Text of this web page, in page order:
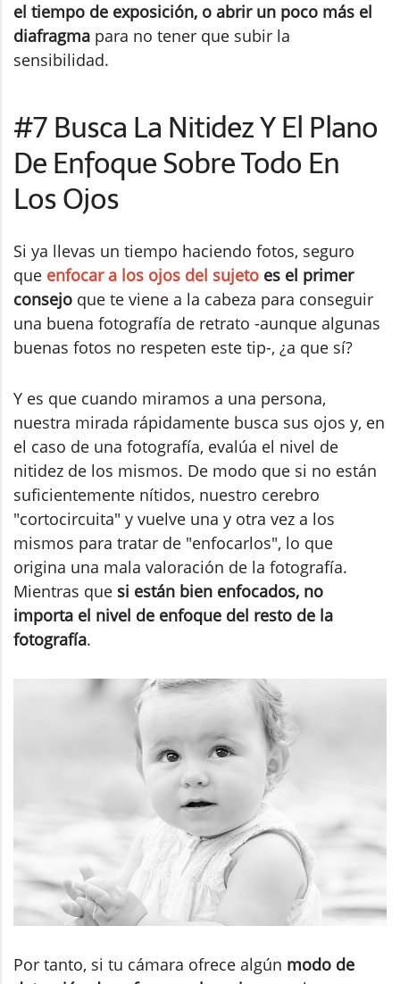
el tiempo de exposición, o abrir un poco más el
diafragma para no tener que subir la
sensibilidad.
#7 Busca La Nitidez Y El Plano
De Enfoque Sobre Todo En
Los Ojos
Si ya llevas un tiempo haciendo fotos, seguro
que enfocar a los ojos del sujeto es el primer
consejo que te viene a la cabeza para conseguir
una buena fotografía de retrato -aunque algunas
buenas fotos no respeten este tip-, ¿a que sí?
Y es que cuando miramos a una persona,
nuestra mirada rápidamente busca sus ojos y, en
el caso de una fotografía, evalúa el nivel de
nitidez de los mismos. De modo que si no están
suficientemente nítidos, nuestro cerebro
"cortocircuita" y vuelve una y otra vez a los
mismos para tratar de "enfocarlos", lo que
origina una mala valoración de la fotografía.
Mientras que si están bien enfocados, no
importa el nivel de enfoque del resto de la
fotografía.
Por tanto, si tu cámara ofrece algún modo de